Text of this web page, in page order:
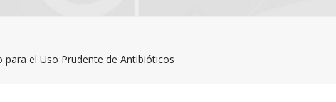
para el Uso Prudente de Antibióticos